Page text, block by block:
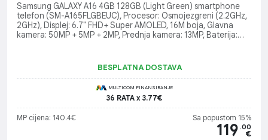
Samsung GALAXY A16 4GB 128GB (Light Green) smartphone
telefon (SM-A165FLGBEUC), Procesor: Osmojezgreni (2.2GHz,
2GHz), Displej: 6.7" FHD+ Super AMOLED, 16M boja, Glavna
kamera: 50MP + 5MP + 2MP, Prednja kamera: 13MP, Baterija:
BESPLATNA DOSTAVA
MULTICOM FINANSIRANJE
36 RATA x 3.77€
MP cijena: 140.4€ Sa popustom 15%
119 .00
€